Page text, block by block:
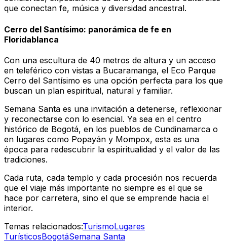
que conectan fe, música y diversidad ancestral.
Cerro del Santísimo: panorámica de fe en
Floridablanca
Con una escultura de 40 metros de altura y un acceso
en teleférico con vistas a Bucaramanga, el Eco Parque
Cerro del Santísimo es una opción perfecta para los que
buscan un plan espiritual, natural y familiar.
Semana Santa es una invitación a detenerse, reflexionar
y reconectarse con lo esencial. Ya sea en el centro
histórico de Bogotá, en los pueblos de Cundinamarca o
en lugares como Popayán y Mompox, esta es una
época para redescubrir la espiritualidad y el valor de las
tradiciones.
Cada ruta, cada templo y cada procesión nos recuerda
que el viaje más importante no siempre es el que se
hace por carretera, sino el que se emprende hacia el
interior.
Temas relacionados:TurismoLugares
TurísticosBogotáSemana Santa